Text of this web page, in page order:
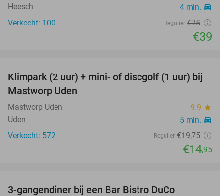
Heesch 4 min. directions_car
Verkocht: 100 Regulier €75
€39
24%
Klimpark (2 uur) + mini- of discgolf (1 uur) bij
Mastworp Uden
Mastworp Uden 9.9 star
Uden 5 min. directions_car
Verkocht: 572 Regulier €19,75
€14,95
3-gangendiner bij een Bar Bistro DuCo